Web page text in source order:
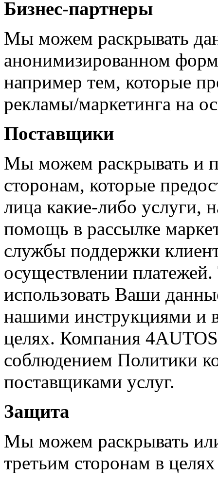
Бизнес-партнеры
Мы можем раскрывать
анонимизированном
например тем, которые
рекламы/маркетинга на
Поставщики
Мы можем раскрывать и
сторонам, которые
лица какие-либо услуги,
помощь в рассылке
службы поддержки
осуществлении
использовать Ваши
нашими инструкциями и
целях. Компания
соблюдением Политики
поставщиками услуг.
Защита
Мы можем раскрывать
третьим сторонам в